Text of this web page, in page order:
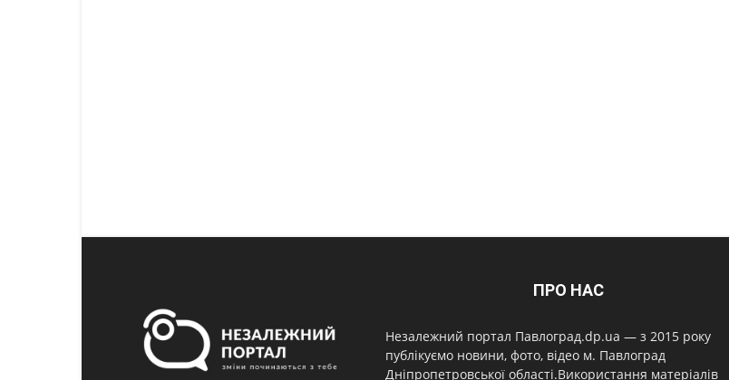
ПРО НАС
Незалежний портал Павлоград.dp.ua — з 2015 року
публікуємо новини, фото, відео м. Павлоград
Дніпропетровської області.Використання матеріалів